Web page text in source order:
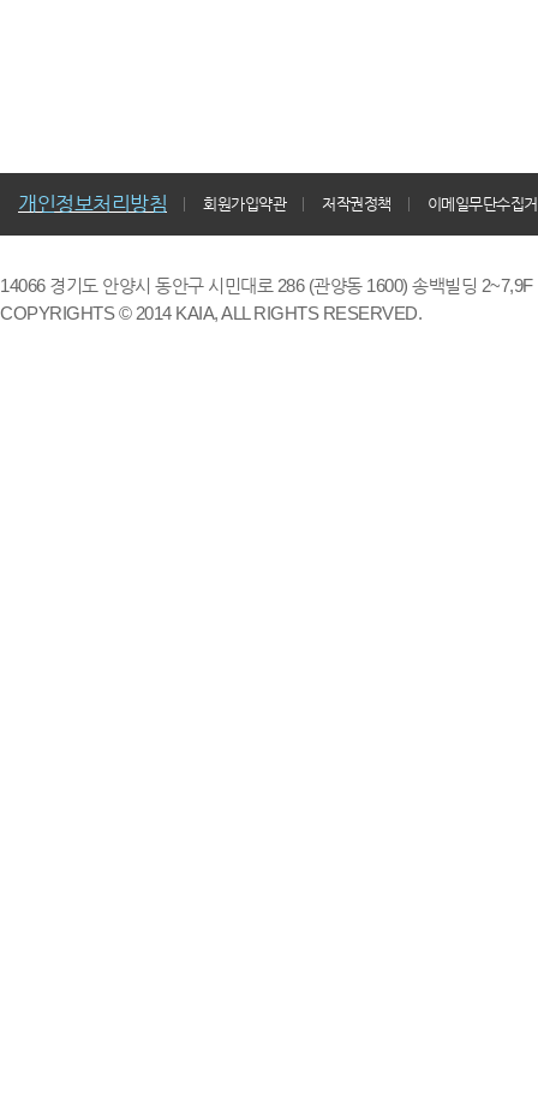
개인정보처리방침 회원가입약관 저작권정책 이메일무단수집
14066 경기도 안양시 동안구 시민대로 286 (관양동 1600) 송백빌딩
COPYRIGHTS © 2014 KAIA, ALL RIGHTS RESERVED.